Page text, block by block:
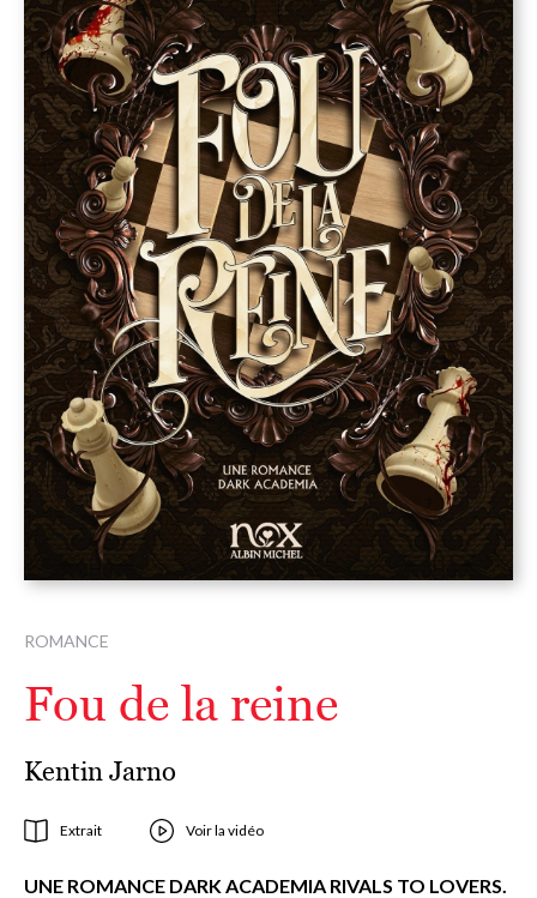
ROMANCE
Fou de la reine
Kentin Jarno
Extrait Voir la vidéo
UNE ROMANCE DARK ACADEMIA RIVALS TO LOVERS.